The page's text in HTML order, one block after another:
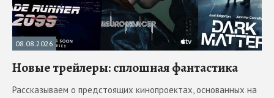
08.08.2026
Новые трейлеры: сплошная фантастика
Рассказываем о предстоящих кинопроектах, основанных на